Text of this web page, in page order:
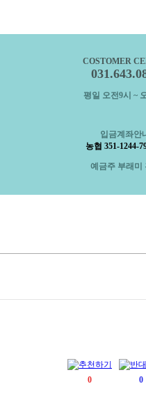
COSTOMER
평일 오전9시 ~
입금계좌안
농협 351-1244-
예금주 부래미
0 0